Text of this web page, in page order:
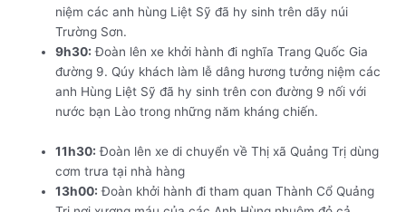
niệm các anh hùng Liệt Sỹ đã hy sinh trên dãy núi
Trường Sơn.
9h30: Đoàn lên xe khởi hành đi nghĩa Trang Quốc Gia
đường 9. Qúy khách làm lễ dâng hương tưởng niệm các
anh Hùng Liệt Sỹ đã hy sinh trên con đường 9 nối với
nước bạn Lào trong những năm kháng chiến.
11h30: Đoàn lên xe di chuyển về Thị xã Quảng Trị dùng
cơm trưa tại nhà hàng
13h00: Đoàn khởi hành đi tham quan Thành Cổ Quảng